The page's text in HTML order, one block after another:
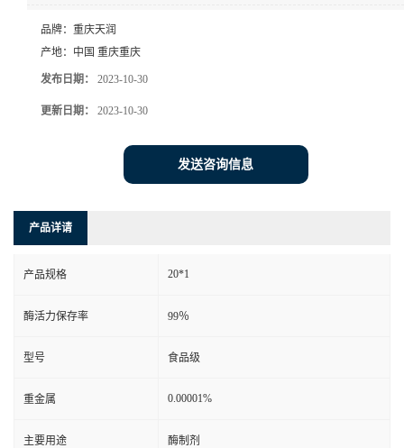
品牌： 重庆天润
产地： 中国 重庆重庆
发布日期： 2023-10-30
更新日期： 2023-10-30
发送咨询信息
产品详请
产品规格 20*1
酶活力保存率 99％
型号 食品级
重金属 0.00001%
主要用途 酶制剂